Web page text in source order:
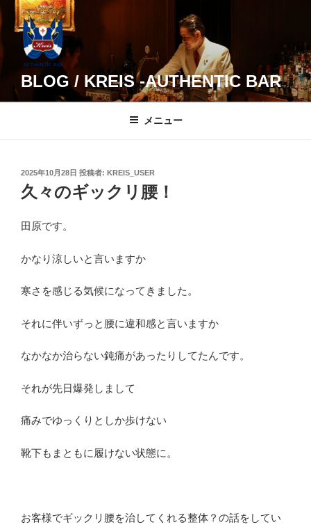
コ
BLOG / KREIS -AUTHENTIC BAR
メニュー
投
稿
日:
2025年10月28日 投稿者: KREIS_USER
久々のギックリ腰！
田原です。
かなり涼しいと言いますか
寒さを感じる気候になってきました。
それに伴いずっと腰に違和感と言いますか
なかなか治らない鈍痛があったりしてたんです。
それが先日爆発しまして
痛みでゆっくりとしか歩けない
靴下もまともに履けない状態に。
お客様でギックリ腰を治してくれる整体？の話をしてい